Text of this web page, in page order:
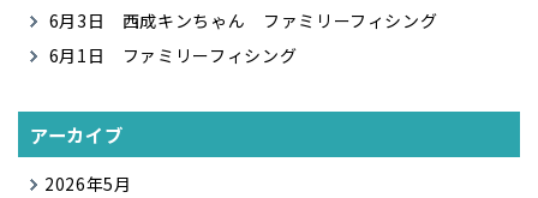
6月3日 西成キンちゃん ファミリーフィシング
6月1日 ファミリーフィシング
アーカイブ
2026年5月